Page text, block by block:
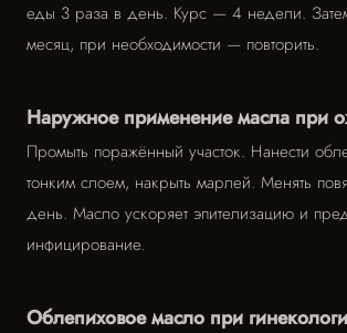
еды 3 раза в день. Курс — 4 недели.
месяц, при необходимости — повторить.
Наружное применение масла при
Промыть поражённый участок. Нанести
тонким слоем, накрыть марлей. Менять
день. Масло ускоряет эпителизацию и
инфицирование.
Облепиховое масло при